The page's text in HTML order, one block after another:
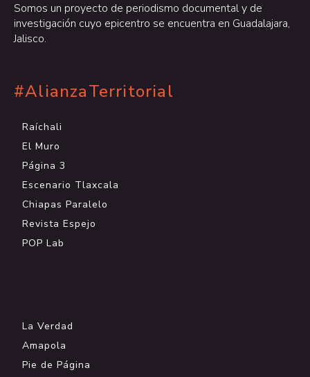
Somos un proyecto de periodismo documental y de
investigación cuyo epicentro se encuentra en Guadalajara,
Jalisco.
#AlianzaTerritorial
Raíchali
El Muro
Página 3
Escenario Tlaxcala
Chiapas Paralelo
Revista Espejo
POP Lab
La Verdad
Amapola
Pie de Página